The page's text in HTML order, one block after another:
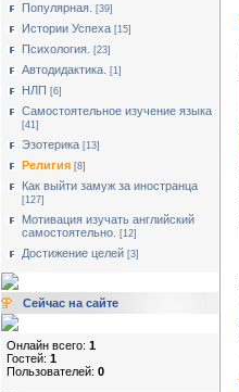
Популярная. [39]
Истории Успеха [15]
Психология. [23]
Автодидактика. [1]
НЛП [6]
Cамостоятельное изучение языка
[41]
Эзотерика [13]
Религия [8]
Как выйти замуж за иностранца
[127]
Мотивация изучать английский
самостоятельно.
[12]
Достижение целей [3]
Сейчас на сайте
Онлайн всего: 1
Гостей: 1
Пользователей: 0